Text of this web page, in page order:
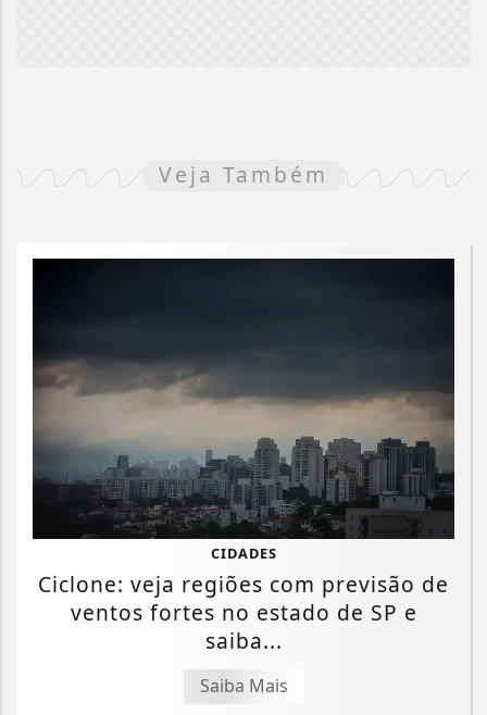
Veja Também
CIDADES
Ciclone: veja regiões com previsão de
ventos fortes no estado de SP e
saiba...
Saiba Mais